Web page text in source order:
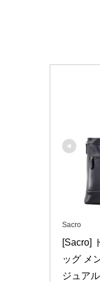
Sacro
[Sacro]
ッグ メ
ジュア